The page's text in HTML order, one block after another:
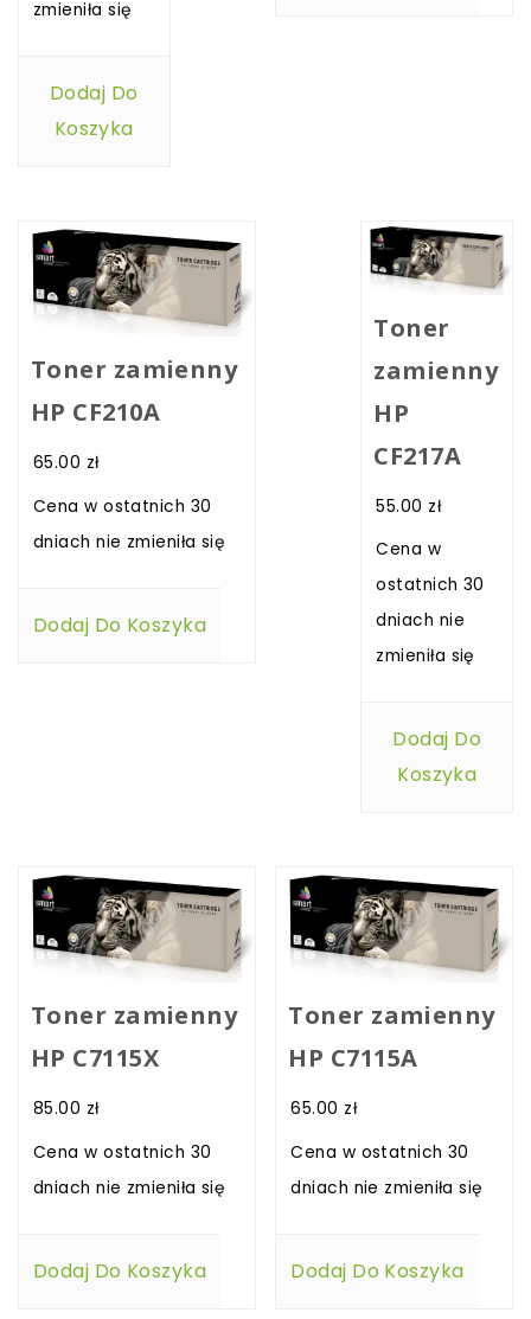
zmieniła się
Dodaj Do
Koszyka
Toner zamienny
HP CF210A
65.00 zł
Cena w ostatnich 30
dniach nie zmieniła się
Dodaj Do Koszyka
Toner
zamienny
HP
CF217A
55.00 zł
Cena w
ostatnich 30
dniach nie
zmieniła się
Dodaj Do
Koszyka
Toner zamienny
HP C7115X
85.00 zł
Cena w ostatnich 30
dniach nie zmieniła się
Dodaj Do Koszyka
Toner zamienny
HP C7115A
65.00 zł
Cena w ostatnich 30
dniach nie zmieniła się
Dodaj Do Koszyka